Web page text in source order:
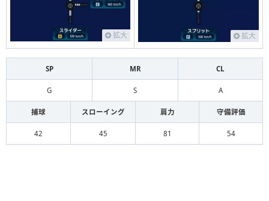
拡大 拡大
SP MR CL
G S A
捕球 スローイング 肩力 守備評価
42 45 81 54